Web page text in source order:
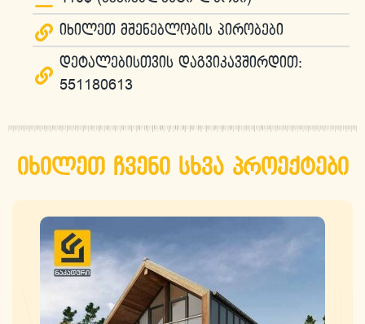
იხილეთ მშენებლობის პირობები
დეტალებისთვის დაგვიკავშირდით:
551180613
იხილეთ ჩვენი სხვა პროექტები